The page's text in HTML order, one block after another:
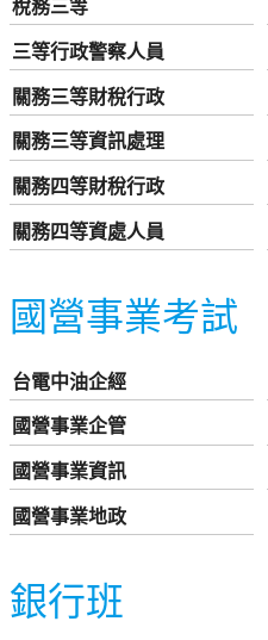
稅務三等
三等行政警察人員
關務三等財稅行政
關務三等資訊處理
關務四等財稅行政
關務四等資處人員
國營事業考試
台電中油企經
國營事業企管
國營事業資訊
國營事業地政
銀行班